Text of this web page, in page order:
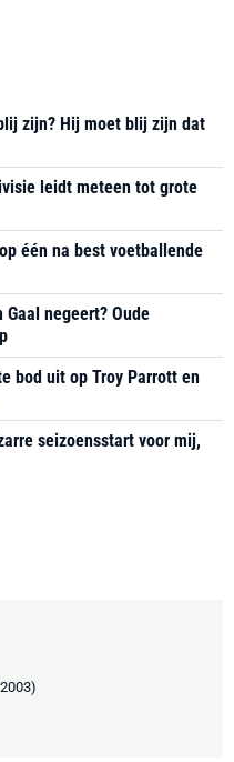
zijn? Hij moet blij zijn dat
leidt meteen tot grote
één na best voetballende
Gaal negeert? Oude
bod uit op Troy Parrott en
seizoensstart voor mij,